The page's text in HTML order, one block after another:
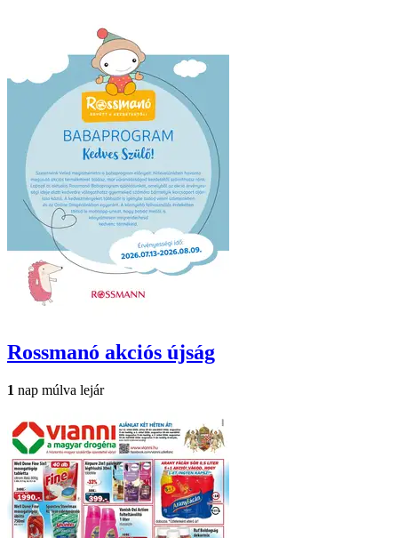
Rossmanó akciós újság
1 nap múlva lejár